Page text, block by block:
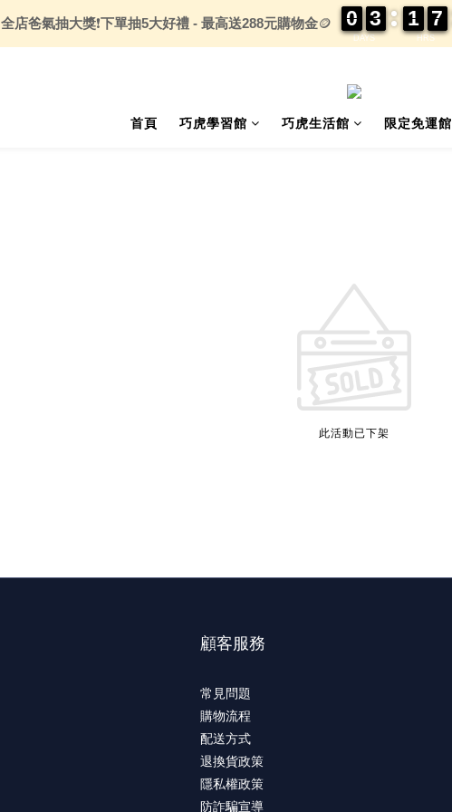
首頁 巧虎學習館 巧虎生活館 限定免運館
此活動已下架
顧客服務
常見問題
購物流程
配送方式
退換貨政策
隱私權政策
防詐騙宣導
全店爸氣抽大獎❗下單抽5大好禮 - 最高送288元購物金🪙
DAYS
0
0
0
0 3
3
3
3
HRS
1
1
1
1 7
7
7
7